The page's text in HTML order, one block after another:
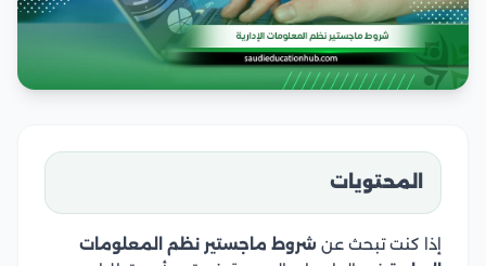
المحتويات
إذا كنت تبحث عن شروط ماجستير نظم المعلومات